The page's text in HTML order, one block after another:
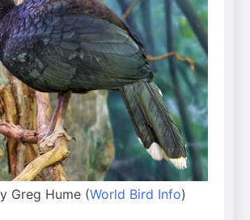
Greg Hume (World Bird Info)